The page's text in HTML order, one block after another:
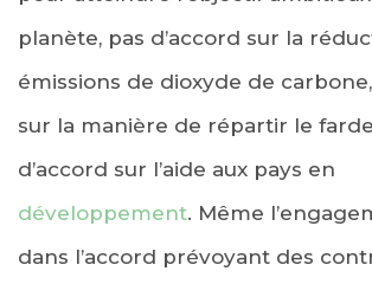
planète, pas d’accord sur la
émissions de dioxyde de
sur la manière de répartir le
d’accord sur l’aide aux pays en
développement. Même
dans l’accord prévoyant des